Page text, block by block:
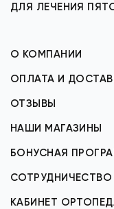
ДЛЯ ЛЕЧЕНИЯ
О КОМПАНИИ
ОПЛАТА И
ОТЗЫВЫ
НАШИ МАГАЗИНЫ
БОНУСНАЯ
СОТРУДНИЧЕСТВО
КАБИНЕТ